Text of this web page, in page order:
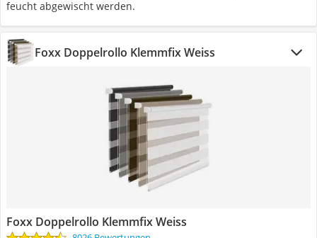
feucht abgewischt werden.
Foxx Doppelrollo Klemmfix Weiss
Foxx Doppelrollo Klemmfix Weiss